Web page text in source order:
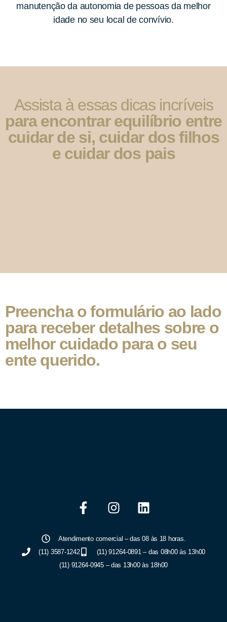
manutenção da autonomia de pessoas da melhor
idade no seu local de convívio.
Assista à essas dicas incríveis
para encontrar equilíbrio entre
cuidar de si, cuidar dos filhos
e cuidar dos pais
Preencha o formulário ao lado
para receber detalhes sobre o
melhor cuidado para o seu
ente querido.
Atendimento comercial – das 08 às 18 horas.
(11) 3587-1242
(11) 91264-0891 – das 08h00 às 13h00
(11) 91264-0945 – das 13h00 às 18h00